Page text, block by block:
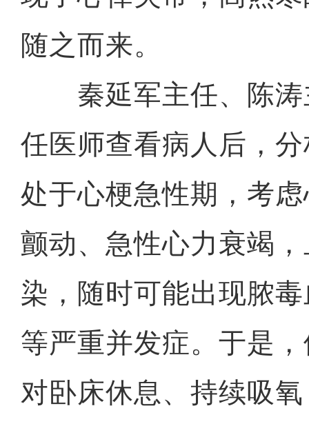
随之而来。
秦延军主任、陈涛
任医师查看病人后，
处于心梗急性期，考
颤动、急性心力衰竭
染，随时可能出现脓
等严重并发症。于是
对卧床休息、持续吸